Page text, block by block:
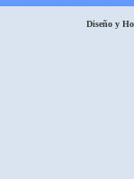
Diseño y